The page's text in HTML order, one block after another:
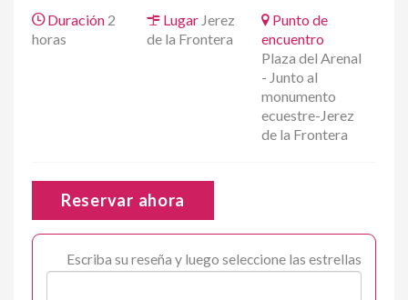
Duración 2
horas
Lugar Jerez
de la Frontera
Punto de
encuentro
Plaza del Arenal
- Junto al
monumento
ecuestre-Jerez
de la Frontera
Reservar ahora
Escriba su reseña y luego seleccione las estrellas